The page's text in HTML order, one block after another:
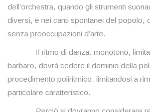
dell’orchestra, quando gli strumenti
diversi, e nei canti spontanei del popolo,
senza preoccupazioni d’arte.
Il ritmo di danza: monotono,
barbaro, dovrà cedere il dominio della
procedimento poliritmico, limitandosi a
particolare caratteristico.